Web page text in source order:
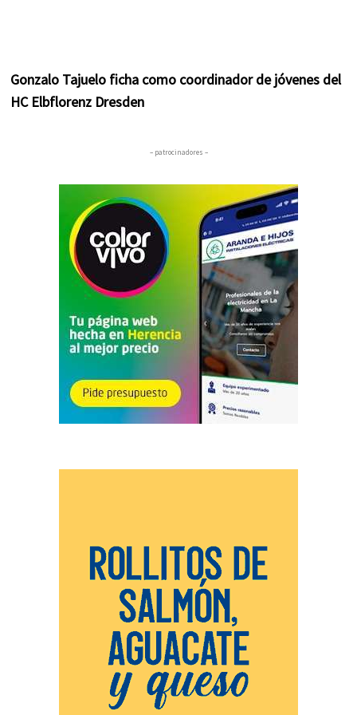
Gonzalo Tajuelo ficha como coordinador de jóvenes del
HC Elbflorenz Dresden
– patrocinadores –